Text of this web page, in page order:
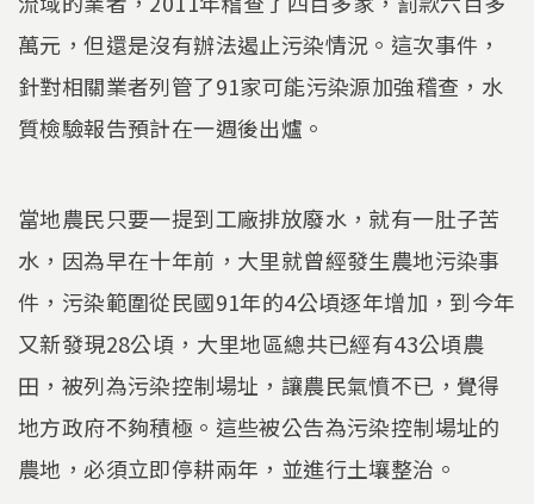
萬元，但還是沒有辦法遏止污染情況。這次事件，
針對相關業者列管了91家可能污染源加強稽查，水
質檢驗報告預計在一週後出爐。
當地農民只要一提到工廠排放廢水，就有一肚子苦
水，因為早在十年前，大里就曾經發生農地污染事
件，污染範圍從民國91年的4公頃逐年增加，到今年
又新發現28公頃，大里地區總共已經有43公頃農
田，被列為污染控制場址，讓農民氣憤不已，覺得
地方政府不夠積極。這些被公告為污染控制場址的
農地，必須立即停耕兩年，並進行土壤整治。